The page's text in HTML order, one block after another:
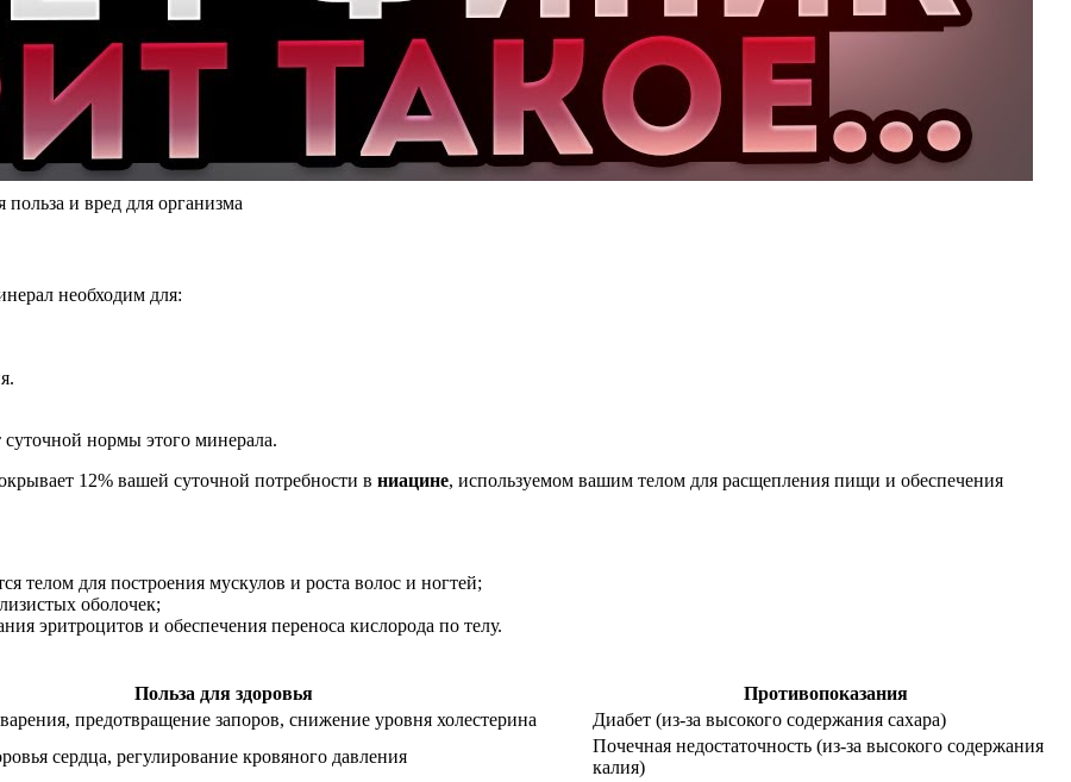
и вред для организма
необходим для:
суточной нормы этого минерала.
12% вашей суточной потребности в ниацине, используемом вашим телом для расщепления пищи и обеспечения
телом для построения мускулов и роста волос и ногтей;
оболочек;
эритроцитов и обеспечения переноса кислорода по телу.
Польза для здоровья
Противопоказания
предотвращение запоров, снижение уровня холестерина
Диабет (из-за высокого содержания сахара)
сердца, регулирование кровяного давления
Почечная недостаточность (из-за высокого содержания
калия)